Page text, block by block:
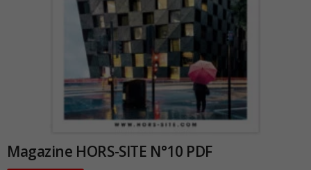
Magazine HORS-SITE N°10 PDF